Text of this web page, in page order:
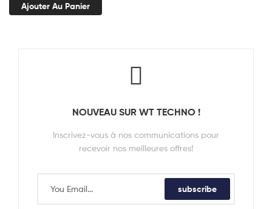
Ajouter Au Panier
NOUVEAU SUR WT TECHNO !
Inscrivez-vous à nos communications pour
recevoir nos meilleures offres!
subscribe